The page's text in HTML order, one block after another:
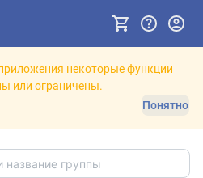
некоторые функции
или ограничены.
Понятно